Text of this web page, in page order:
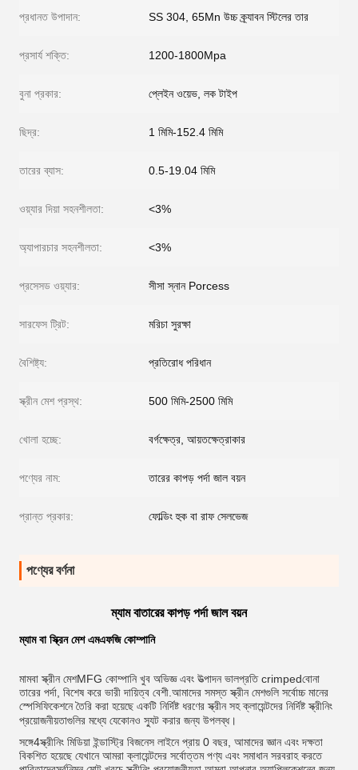
প্রধানত উপাদান: SS 304, 65Mn উচ্চ ক্র্যাবন স্টিলের তার
প্রসার্য শক্তি: 1200-1800Mpa
বুনা প্রকার: প্লেইন ওয়েভ, লক টাইপ
ছিদ্র: 1 মিমি-152.4 মিমি
তারের ব্যাস: 0.5-19.04 মিমি
ওয়্যার দিয়া সহনশীলতা: <3%
অ্যাপারচার সহনশীলতা: <3%
প্রসেসড ওয়্যার: সীসা স্নান Porcess
সারফেস ট্রিট: মরিচা সুরক্ষা
বৈশিষ্ট্য: প্রতিরোধ পরিধান
স্ক্রীন মেশ প্রস্থ: 500 মিমি-2500 মিমি
খোলা হচ্ছে: বর্গক্ষেত্র, আয়তক্ষেত্রাকার
পণ্যের নাম: তারের কাপড় পর্দা জাল বয়ন
প্রান্ত প্রকার: ফোল্ডিং হুক বা রাফ সেলভেজ
পণ্যের বর্ণনা
ম্যাম বাতারের কাপড় পর্দা জাল বয়ন
ম্যাম বা স্ক্রিন মেশ এমএফজি কোম্পানি
মামবা স্ক্রীন মেশMFG কোম্পানি খুব অভিজ্ঞ এবং উত্পাদন ভালপ্রতি crimpedবোনা
তারের পর্দা, বিশেষ করে ভারী দায়িত্ব বেশী.আমাদের সমস্ত স্ক্রীন মেশগুলি সর্বোচ্চ মানের
স্পেসিফিকেশনে তৈরি করা হয়েছে একটি নির্দিষ্ট ধরণের স্ক্রীন সহ ক্লায়েন্টদের নির্দিষ্ট স্ক্রীনিং
প্রয়োজনীয়তাগুলির মধ্যে যেকোনও স্যুট করার জন্য উপলব্ধ।
সঙ্গে4স্ক্রীনিং মিডিয়া ইন্ডাস্ট্রি বিজনেস লাইনে প্রায় 0 বছর, আমাদের জ্ঞান এবং দক্ষতা
বিকশিত হয়েছে যেখানে আমরা ক্লায়েন্টদের সর্বোত্তম পণ্য এবং সমাধান সরবরাহ করতে